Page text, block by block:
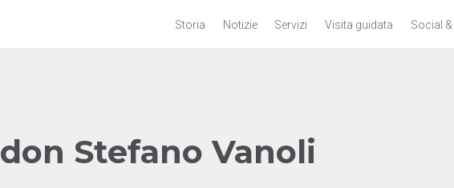
Storia Notizie Servizi Visita guidata Social
don Stefano Vanoli